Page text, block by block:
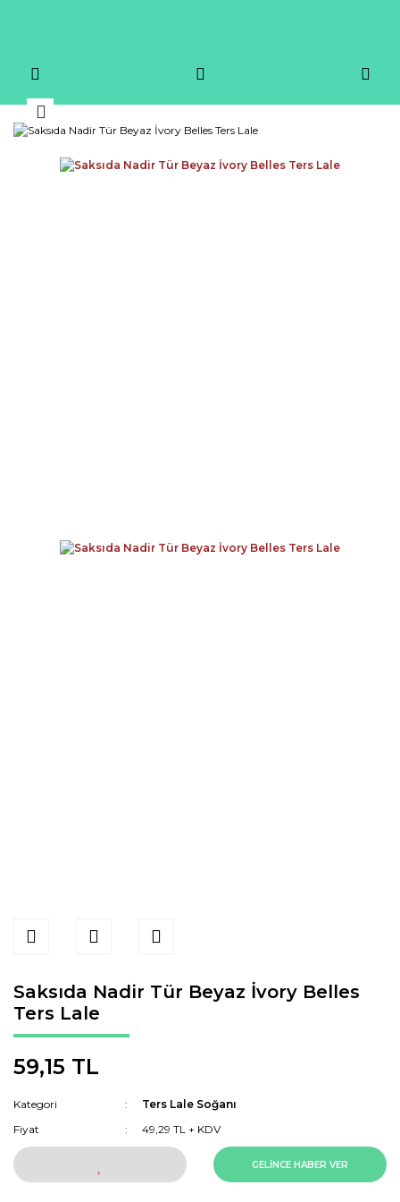
Saksıda Nadir Tür Beyaz İvory Belles
Ters Lale
59,15 TL
Kategori
Ters Lale Soğanı
Fiyat
49,29 TL + KDV
GELİNCE HABER VER